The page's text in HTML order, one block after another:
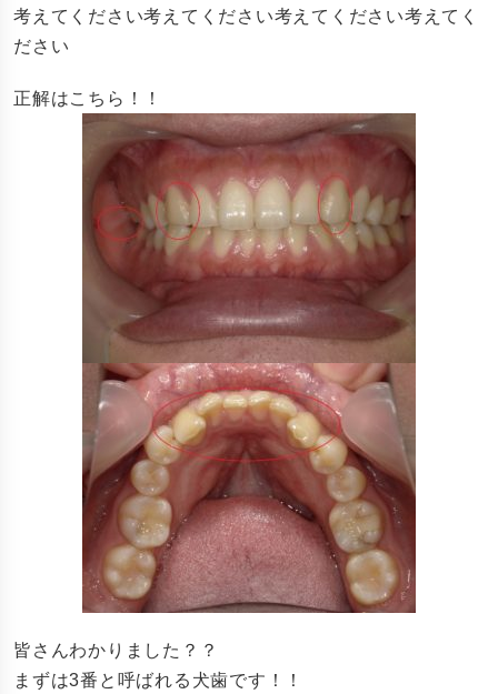
考えてください考えてください考えてください考えてく
ださい
正解はこちら！！
皆さんわかりました？？
まずは3番と呼ばれる犬歯です！！